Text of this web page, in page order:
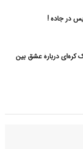
در جاده !
کره‌ای دربارۀ عشق بین